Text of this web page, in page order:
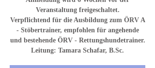
Veranstaltung freigeschaltet.
Verpflichtend für die Ausbildung zum ÖRV A
- Stöbertrainer, empfohlen für angehende
und bestehende ÖRV - Rettungshundetrainer.
Leitung: Tamara Schafar, B.Sc.